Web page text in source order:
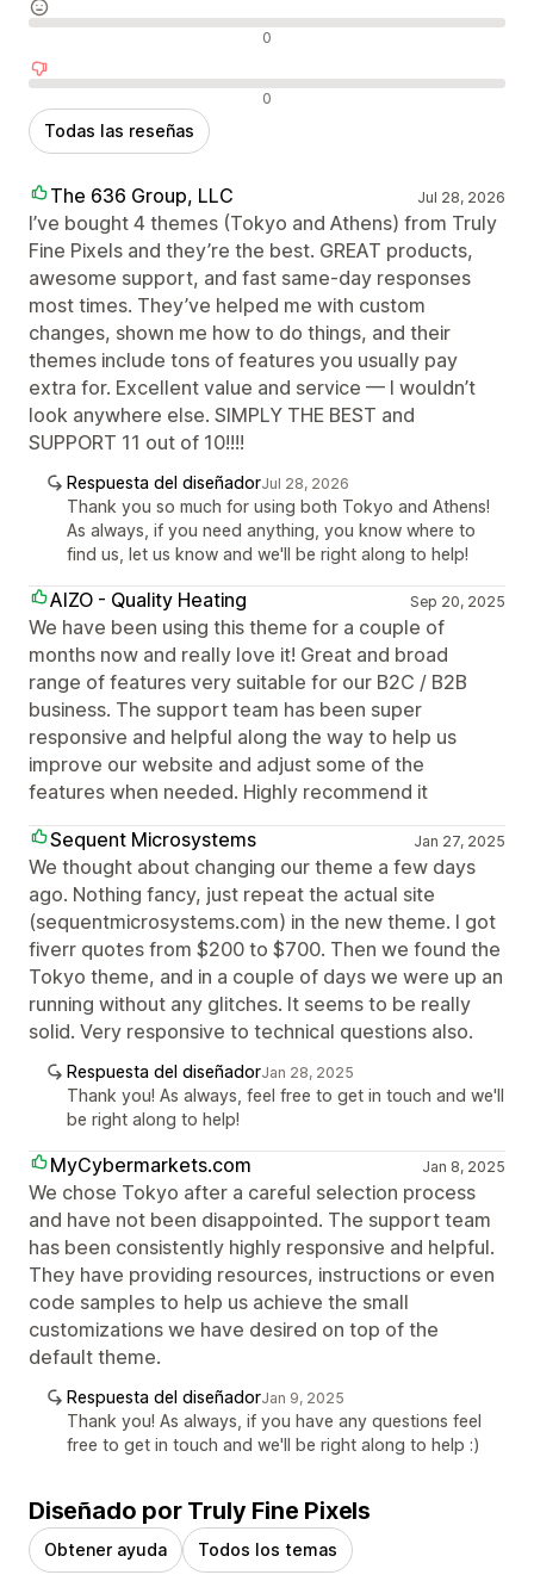
0
0
Todas las reseñas
The 636 Group, LLC Jul 28, 2026
I’ve bought 4 themes (Tokyo and Athens) from Truly
Fine Pixels and they’re the best. GREAT products,
awesome support, and fast same-day responses
most times. They’ve helped me with custom
changes, shown me how to do things, and their
themes include tons of features you usually pay
extra for. Excellent value and service — I wouldn’t
look anywhere else. SIMPLY THE BEST and
SUPPORT 11 out of 10!!!!
Respuesta del diseñadorJul 28, 2026
Thank you so much for using both Tokyo and Athens!
As always, if you need anything, you know where to
find us, let us know and we'll be right along to help!
AIZO - Quality Heating Sep 20, 2025
We have been using this theme for a couple of
months now and really love it! Great and broad
range of features very suitable for our B2C / B2B
business. The support team has been super
responsive and helpful along the way to help us
improve our website and adjust some of the
features when needed. Highly recommend it
Sequent Microsystems
Jan 27, 2025
We thought about changing our theme a few days
ago. Nothing fancy, just repeat the actual site
(sequentmicrosystems.com) in the new theme. I got
fiverr quotes from $200 to $700. Then we found the
Tokyo theme, and in a couple of days we were up an
running without any glitches. It seems to be really
solid. Very responsive to technical questions also.
Respuesta del diseñadorJan 28, 2025
Thank you! As always, feel free to get in touch and we'll
be right along to help!
MyCybermarkets.com Jan 8, 2025
We chose Tokyo after a careful selection process
and have not been disappointed. The support team
has been consistently highly responsive and helpful.
They have providing resources, instructions or even
code samples to help us achieve the small
customizations we have desired on top of the
default theme.
Respuesta del diseñadorJan 9, 2025
Thank you! As always, if you have any questions feel
free to get in touch and we'll be right along to help :)
Diseñado por Truly Fine Pixels
Obtener ayuda Todos los temas